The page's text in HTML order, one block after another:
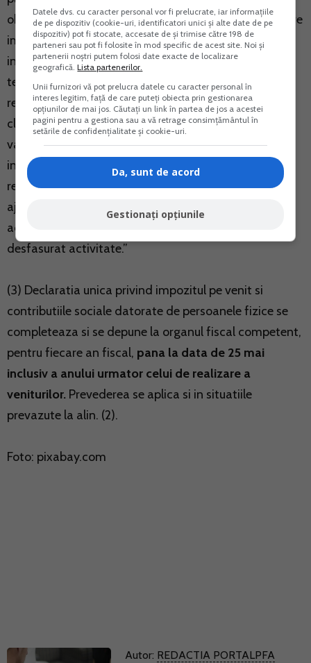
obligatia de a conduce evidenta contabila, pentru care
impunerea este finala, precum si in situatia in care
intrerup temporar activitatea sau intra in suspendare
temporara a activitatii potrivit legislatiei in materie,
respectiv in situatiile in care intervin modificari ale
clauzelor contractuale sau in cazul incetarii
valabilitatii, in cursul anului fiscal, a contractelor de
inchiriere incheiate intre parti. Contribuabilii care
realizeaza venituri impuse pe baza normelor de venit
ajusteaza norma anuala de venit prin reducerea
acesteia proportional cu perioada in care nu au
desfasurat activitate.”
(3) Declaratia unica privind impozitul pe venit si
contributiile sociale datorate de persoanele fizice se
completeaza si se depune la organul fiscal competent,
pentru fiecare an fiscal, pana la data de 25 mai
inclusiv a anului urmator celui de realizare a
veniturilor. Prevederea se aplica si in situatiile
prevazute la alin. (2).
Foto: pixabay.com
Autor: REDACTIA PORTALPFA
Datele dvs. cu caracter personal vor fi prelucrate, iar informațiile
de pe dispozitiv (cookie-uri, identificatori unici și alte date de pe
dispozitiv) pot fi stocate, accesate de și trimise către 198 de
parteneri sau pot fi folosite în mod specific de acest site. Noi și
partenerii noștri putem folosi date exacte de localizare
geografică.Lista partenerilor.
Unii furnizori vă pot prelucra datele cu caracter personal în
interes legitim, față de care puteți obiecta prin gestionarea
opțiunilor de mai jos. Căutați un link în partea de jos a acestei
pagini pentru a gestiona sau a vă retrage consimțământul în
setările de confidențialitate și cookie-uri.
Da, sunt de acord
Gestionați opțiunile